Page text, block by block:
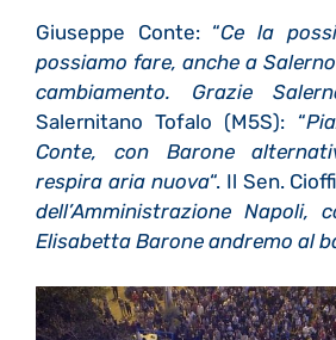
Giuseppe Conte: “Ce la
possiamo fare, anche a
cambiamento. Grazie
Salernitano Tofalo (M5S): “
Conte, con Barone
respira aria nuova“. Il Sen.
dell’Amministrazione Napoli,
Elisabetta Barone andremo al